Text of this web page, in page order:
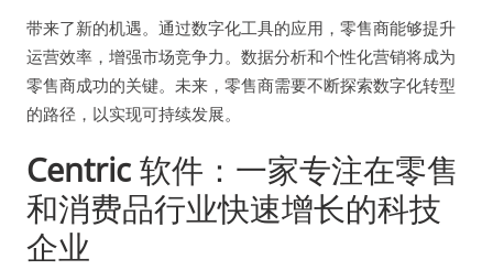
带来了新的机遇。通过数字化工具的应用，零售商能够提升
运营效率，增强市场竞争力。数据分析和个性化营销将成为
零售商成功的关键。未来，零售商需要不断探索数字化转型
的路径，以实现可持续发展。
Centric 软件：一家专注在零售
和消费品行业快速增长的科技
企业